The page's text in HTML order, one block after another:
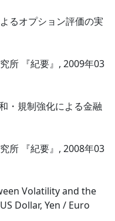
るオプション評価の実
所 『紀要』, 2009年03
・規制強化による金融
所 『紀要』, 2008年03
Volatility and the
Dollar, Yen / Euro